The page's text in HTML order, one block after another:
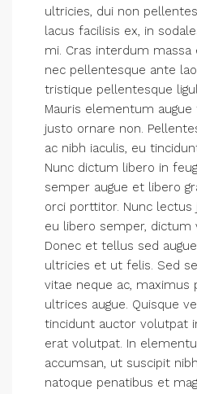
ultricies, dui non
lacus facilisis ex, in
mi. Cras interdum massa
nec pellentesque ante
tristique pellentesque
Mauris elementum
justo ornare non.
ac nibh iaculis, eu
Nunc dictum libero in
semper augue et libero
orci porttitor. Nunc
eu libero semper, dictum
Donec et tellus sed
ultricies et ut felis. Sed
vitae neque ac, maximus
ultrices augue. Quisque
tincidunt auctor volutpat
erat volutpat. In
accumsan, ut suscipit
natoque penatibus et